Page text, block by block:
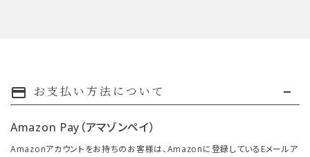
payment お支払い方法について
Amazon Pay（アマゾンペイ）
Amazonアカウントをお持ちのお客様は、Amazonに登録しているEメールア